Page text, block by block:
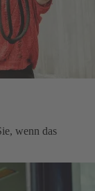
wenn das